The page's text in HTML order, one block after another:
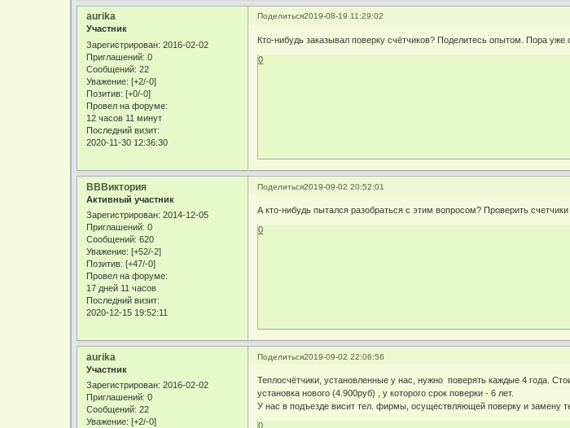
Поделиться2019-08-19 11:29:02
aurika
Участник
Зарегистрирован: 2016-02-02
Приглашений: 0
Сообщений: 22
Уважение: [+2/-0]
Позитив: [+0/-0]
Провел на форуме:
12 часов 11 минут
Последний визит:
2020-11-30 12:36:30
Кто-нибудь заказывал поверку счётчиков? Поделитесь опытом. Пора уже
0
Поделиться2019-09-02 20:52:01
ВВВиктория
Активный участник
Зарегистрирован: 2014-12-05
Приглашений: 0
Сообщений: 620
Уважение: [+52/-2]
Позитив: [+47/-0]
Провел на форуме:
17 дней 11 часов
Последний визит:
2020-12-15 19:52:11
А кто-нибудь пытался разобраться с этим вопросом? Проверить
0
Поделиться2019-09-02 22:06:56
aurika
Участник
Зарегистрирован: 2016-02-02
Приглашений: 0
Сообщений: 22
Уважение: [+2/-0]
Теплосчётчики, установленные у нас, нужно поверять каждые 4 года.
установка нового (4.900руб) , у которого срок поверки - 6 лет.
У нас в подъезде висит тел. фирмы, осуществляющей поверку и замену
0